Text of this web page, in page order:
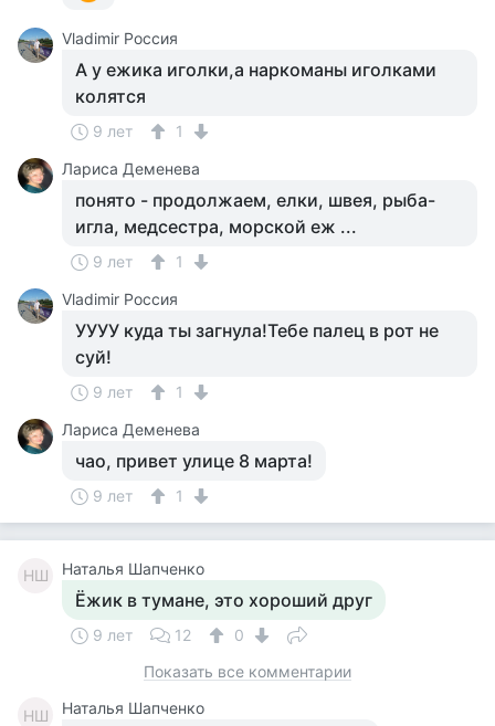
Vladimir Россия
А у ежика иголки,а наркоманы иголками
колятся
9 лет
1
Лариса Деменева
понято - продолжаем, елки, швея, рыба-
игла, медсестра, морской еж ...
9 лет
1
Vladimir Россия
УУУУ куда ты загнула!Тебе палец в рот не
суй!
9 лет
1
Лариса Деменева
чао, привет улице 8 марта!
9 лет 1
НШ Наталья Шапченко
Ёжик в тумане, это хороший друг
9 лет 12
0
Показать все комментарии
НШ Наталья Шапченко